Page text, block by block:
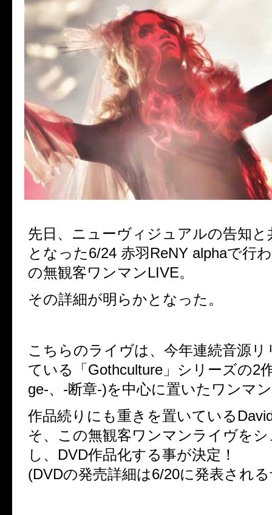
先日、ニューヴィジュアルの告知と
となった6/24 赤羽ReNY alphaで行
の無観客ワンマンLIVE。
その詳細が明らかとなった。
こちらのライヴは、今年連続音源
ている「Gothculture」シリーズの2
ge-、-断章-)を中心に置いたワンマ
作品続りにも重きを置いている
そ、この無観客ワンマンライヴを
し、DVD作品化する事が決定！
(DVDの発売詳細は6/20に発表され